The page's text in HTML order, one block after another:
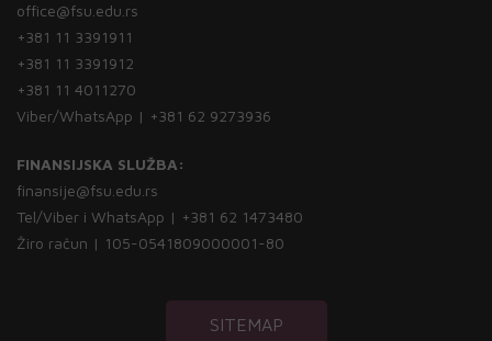
office@fsu.edu.rs
+381 11 3391911
+381 11 3391912
+381 11 4011270
Viber/WhatsApp | +381 62 9273936
FINANSIJSKA SLUŽBA:
finansije@fsu.edu.rs
Tel/Viber i WhatsApp | +381 62 1473480
Žiro račun | 105-0541809000001-80
SITEMAP